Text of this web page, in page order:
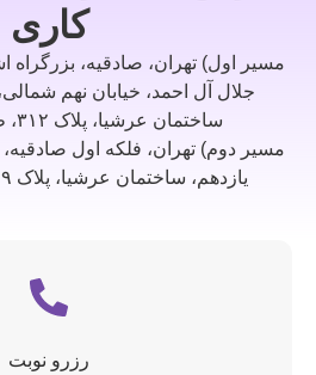
کاری
مسیر اول) تهران، صادقیه، بزرگراه
جلال آل احمد، خیابان نهم
ساختمان عرشیا، پلاک ۳۱۲، طبقه ۵، واحد ۱۶
مسیر دوم) تهران، فلکه اول صادقیه،
یازدهم، ساختمان عرشیا، پلاک ۱۹، طبقه ۵، واحد ۱۶
رزرو نوبت